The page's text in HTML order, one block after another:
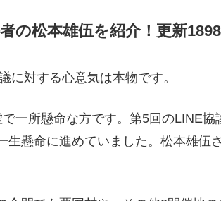
の松本雄伍を紹介！更新1898
に対する心意気は本物です。
一所懸命な方です。第5回のLINE
生懸命に進めていました。松本雄伍